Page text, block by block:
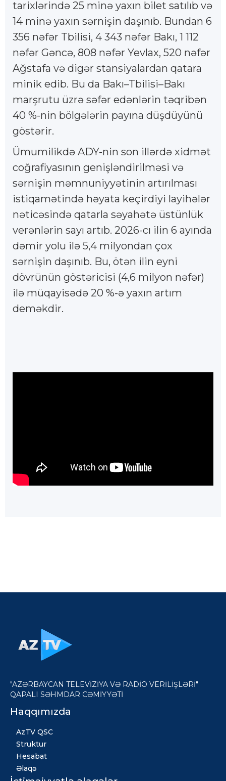
tarixlərində 25 minə yaxın bilet satılıb və
14 minə yaxın sərnişin daşınıb. Bundan 6
356 nəfər Tbilisi, 4 343 nəfər Bakı, 1 112
nəfər Gəncə, 808 nəfər Yevlax, 520 nəfər
Ağstafa və digər stansiyalardan qatara
minik edib. Bu da Bakı–Tbilisi–Bakı
marşrutu üzrə səfər edənlərin təqribən
40 %-nin bölgələrin payına düşdüyünü
göstərir.
Ümumilikdə ADY-nin son illərdə xidmət
coğrafiyasının genişləndirilməsi və
sərnişin məmnuniyyətinin artırılması
istiqamətində həyata keçirdiyi layihələr
nəticəsində qatarla səyahətə üstünlük
verənlərin sayı artıb. 2026-cı ilin 6 ayında
dəmir yolu ilə 5,4 milyondan çox
sərnişin daşınıb. Bu, ötən ilin eyni
dövrünün göstəricisi (4,6 milyon nəfər)
ilə müqayisədə 20 %-ə yaxın artım
deməkdir.
"AZƏRBAYCAN TELEVİZİYA VƏ RADİO VERİLİŞLƏRİ"
QAPALI SƏHMDAR CƏMİYYƏTİ
Haqqımızda
AzTV QSC
Struktur
Hesabat
Əlaqə